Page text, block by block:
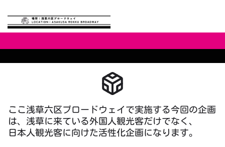
ここ浅草六区ブロードウェイで実施する今回の企画
は、浅草に来ている外国人観光客だけでなく、
日本人観光客に向けた活性化企画になります。